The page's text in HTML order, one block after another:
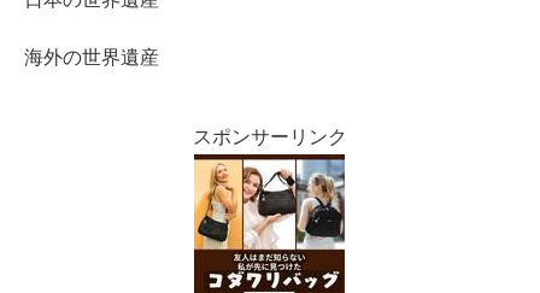
海外の世界遺産
スポンサーリンク